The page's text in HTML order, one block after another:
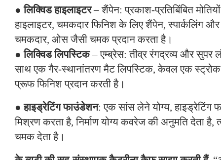
●लिक्विड हाइलाइटर– शैंपेन: प्रकाश-प्रतिबिंबित
हाइलाइटर, चमकदार फिनिश के लिए शैंपेन, स्पार्कलिंग
चमकदार, ओस जैसी चमक प्रदान करता है।
●लिक्विड लिपस्टिक– एम्ब्रेस: तीव्र रंगद्रव्य और
साथ एक गैर-स्थानांतरण मैट लिपस्टिक, केवल एक स्ट्रोक
प्रूफ फिनिश प्रदान करती है।
●हाइड्रेटिंग फाउंडेशन: एक सांस लेने योग्य, हाइड्रेटिंग
मिश्रण करता है, निर्माण योग्य कवरेज की अनुमति देता
चमक देता है।